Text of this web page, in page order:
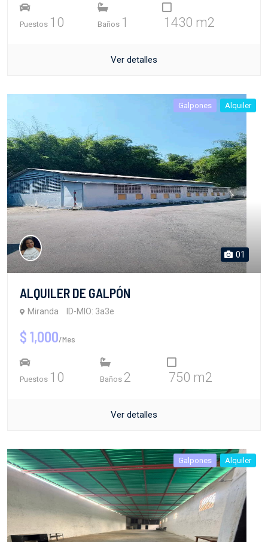
Puestos 10 Baños 1 1430 m2
Ver detalles
Galpones Alquiler
01
ALQUILER DE GALPÓN
Miranda ID-MIO: 3a3e
$ 1,000/Mes
Puestos 10 Baños 2 750 m2
Ver detalles
Galpones Alquiler